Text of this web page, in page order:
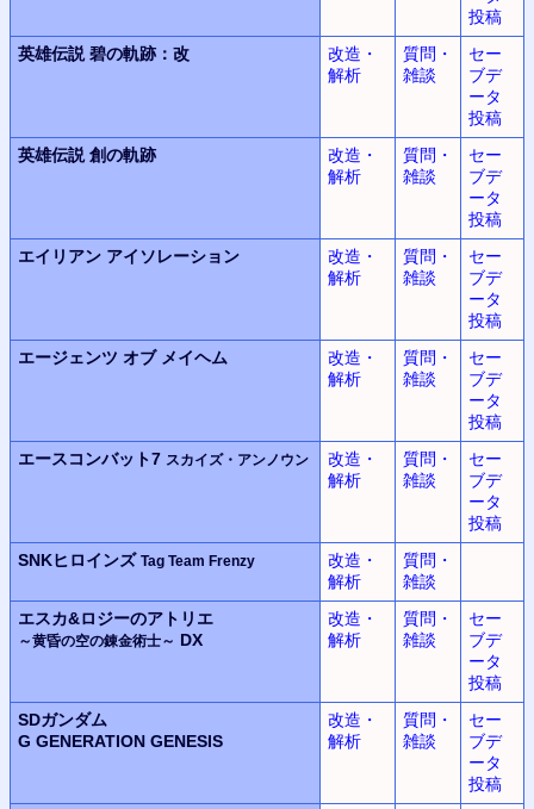
投稿
英雄伝説 碧の軌跡：改
改造・
解析
質問・
雑談
セー
ブデ
ータ
投稿
英雄伝説 創の軌跡
改造・
解析
質問・
雑談
セー
ブデ
ータ
投稿
エイリアン アイソレーション
改造・
解析
質問・
雑談
セー
ブデ
ータ
投稿
エージェンツ オブ メイヘム
改造・
解析
質問・
雑談
セー
ブデ
ータ
投稿
エースコンバット7 スカイズ・アンノウン
改造・
解析
質問・
雑談
セー
ブデ
ータ
投稿
SNKヒロインズ Tag Team Frenzy
改造・
解析
質問・
雑談
エスカ&ロジーのアトリエ
～黄昏の空の錬金術士～ DX
改造・
解析
質問・
雑談
セー
ブデ
ータ
投稿
SDガンダム
G GENERATION GENESIS
改造・
解析
質問・
雑談
セー
ブデ
ータ
投稿